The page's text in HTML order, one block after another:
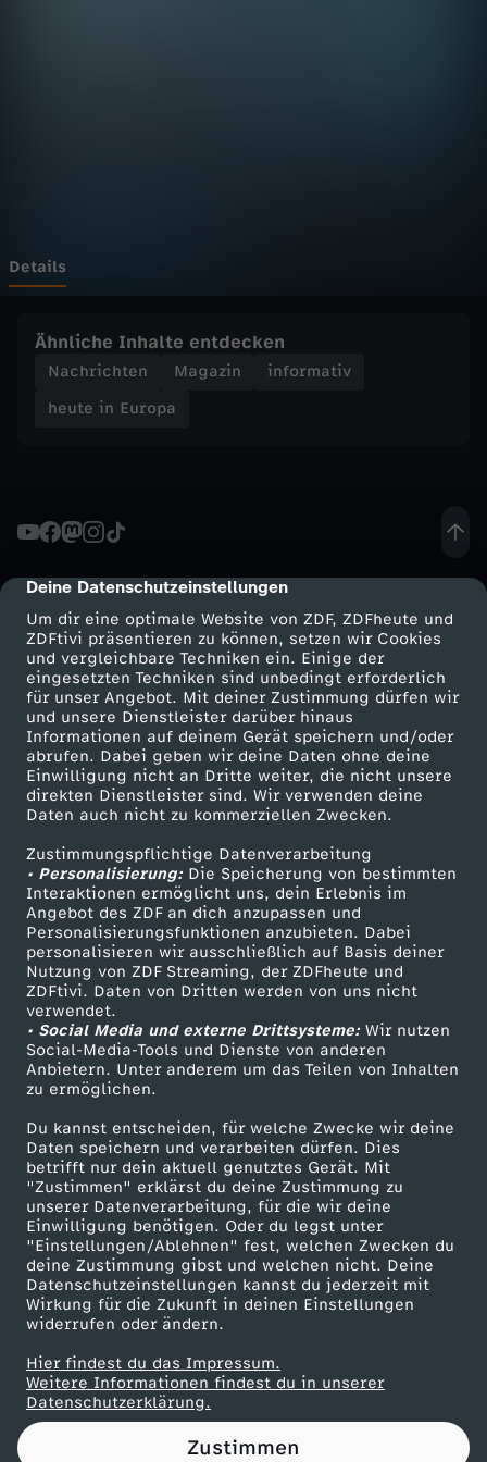
cmp-dialog-description
Deine Datenschutzeinstellungen
Um dir eine optimale Website von ZDF, ZDFheute und
ZDFtivi präsentieren zu können, setzen wir Cookies
und vergleichbare Techniken ein. Einige der
eingesetzten Techniken sind unbedingt erforderlich
für unser Angebot. Mit deiner Zustimmung dürfen wir
und unsere Dienstleister darüber hinaus
Informationen auf deinem Gerät speichern und/oder
abrufen. Dabei geben wir deine Daten ohne deine
Einwilligung nicht an Dritte weiter, die nicht unsere
direkten Dienstleister sind. Wir verwenden deine
Daten auch nicht zu kommerziellen Zwecken.
Zustimmungspflichtige Datenverarbeitung
• Personalisierung:Die Speicherung von bestimmten
Interaktionen ermöglicht uns, dein Erlebnis im
Angebot des ZDF an dich anzupassen und
Personalisierungsfunktionen anzubieten. Dabei
personalisieren wir ausschließlich auf Basis deiner
Nutzung von ZDF Streaming, der ZDFheute und
ZDFtivi. Daten von Dritten werden von uns nicht
verwendet.
• Social Media und externe Drittsysteme:Wir nutzen
Social-Media-Tools und Dienste von anderen
Anbietern. Unter anderem um das Teilen von Inhalten
zu ermöglichen.
Du kannst entscheiden, für welche Zwecke wir deine
Daten speichern und verarbeiten dürfen. Dies
betrifft nur dein aktuell genutztes Gerät. Mit
"Zustimmen" erklärst du deine Zustimmung zu
unserer Datenverarbeitung, für die wir deine
Einwilligung benötigen. Oder du legst unter
"Einstellungen/Ablehnen" fest, welchen Zwecken du
deine Zustimmung gibst und welchen nicht. Deine
Datenschutzeinstellungen kannst du jederzeit mit
Wirkung für die Zukunft in deinen Einstellungen
widerrufen oder ändern.
Hier findest du das Impressum.
Weitere Informationen findest du in unserer
Datenschutzerklärung.
Zustimmen
a
h
t
e
i
n
E
u
r
o
p
a
v
o
m
2
5
.
S
e
Details
Ähnliche Inhalte entdecken
Nachrichten Magazin
informativ
heute in Europa
Mehr ZDF
ZDF-Apps
Smart TV
ZDFtext
Livestreams
Sendungen A-Z
TV-Programm
Service
ZDFmitreden
Kontakt zum ZDF
Tickets
Zuschauerservice
Hilfe
ZDF Unternehmen
Karriere
ZDF goes Schule
Werbefernsehen
Mainzelmännchen
Partner